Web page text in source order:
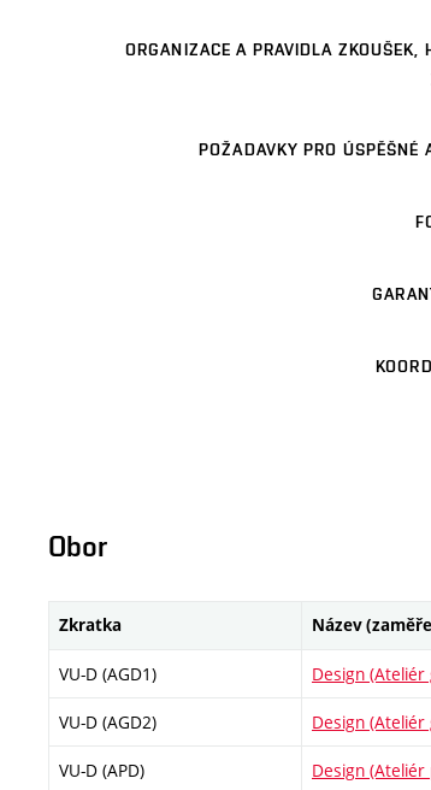
ORGANIZACE A PRAVIDLA ZKOUŠEK,
POŽADAVKY PRO ÚSPĚŠNÉ
Obor
Zkratka Název
VU-D (AGD1) Design
VU-D (AGD2) Design
VU-D (APD) Design